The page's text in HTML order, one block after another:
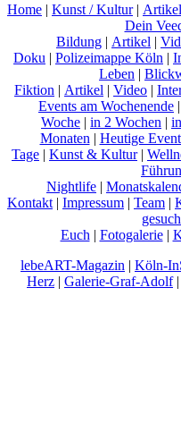
Home | Kunst / Kultur| Artikel
Dein
Bildung | Artikel |
Doku | Polizeimappe Köln |
Leben |
Fiktion | Artikel | Video |
Events am Wochenende |
Woche | in 2 Wochen |
Monaten | Heutige
Tage | Kunst & Kultur|
Nightlife |
Kontakt | Impressum | Team |
Euch | Fotogalerie|
lebeART-Magazin | Köln-
Herz | Galerie-Graf-Adolf|